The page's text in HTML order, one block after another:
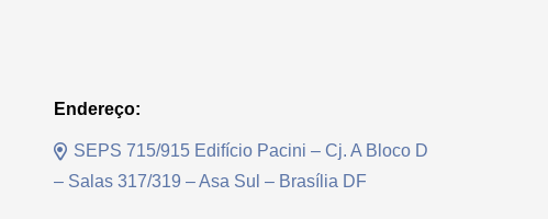
Endereço:
SEPS 715/915 Edifício Pacini – Cj. A Bloco D
– Salas 317/319 – Asa Sul – Brasília DF